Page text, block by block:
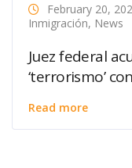
February 20,
Inmigración, News
Juez federal
‘terrorismo’
Read more